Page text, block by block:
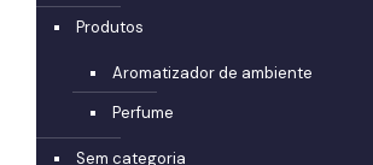
Produtos
Aromatizador de ambiente
Perfume
Sem categoria